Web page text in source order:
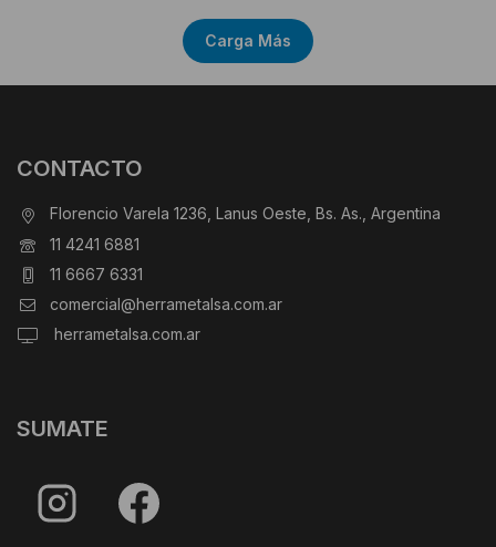
Carga Más
CONTACTO
Florencio Varela 1236, Lanus Oeste, Bs. As., Argentina
11 4241 6881
11 6667 6331
comercial@herrametalsa.com.ar
herrametalsa.com.ar
SUMATE